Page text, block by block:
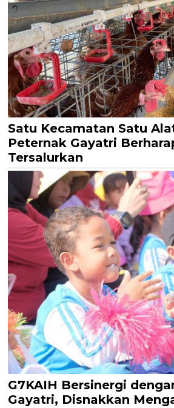
Satu Kecamatan Satu
Peternak Gayatri
Tersalurkan
G7KAIH Bersinergi
Gayatri, Disnakkan